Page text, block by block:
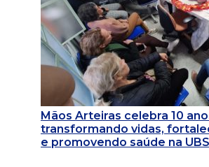
Mãos Arteiras celebra 10
transformando vidas,
e promovendo saúde na